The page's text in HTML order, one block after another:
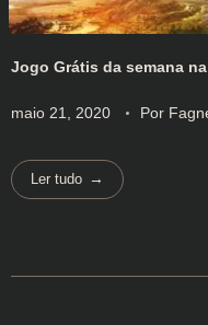
Jogo Grátis da semana
maio 21, 2020 Por
Ler tudo